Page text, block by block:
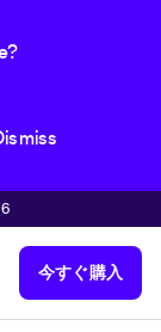
今すぐ購入